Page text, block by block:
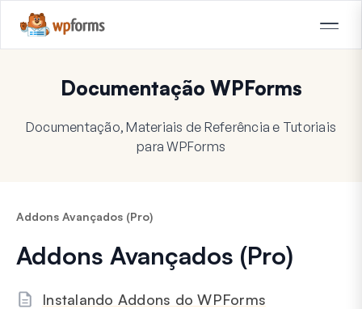
Documentação WPForms
Documentação, Materiais de Referência e Tutoriais
para WPForms
Addons Avançados (Pro)
Addons Avançados (Pro)
Instalando Addons do WPForms